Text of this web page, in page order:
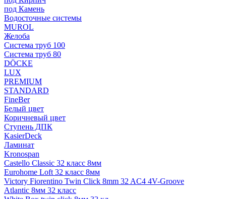
под Камень
Водосточные системы
MUROL
Желоба
Система труб 100
Система труб 80
DÖCKE
LUX
PREMIUM
STANDARD
FineBer
Белый цвет
Коричневый цвет
Ступень ДПК
KasierDeck
Ламинат
Kronospan
Castello Classic 32 класс 8мм
Eurohome Loft 32 класс 8мм
Victory Fiorentino Twin Click 8mm 32 AC4 4V-Groove
Atlantic 8мм 32 класс